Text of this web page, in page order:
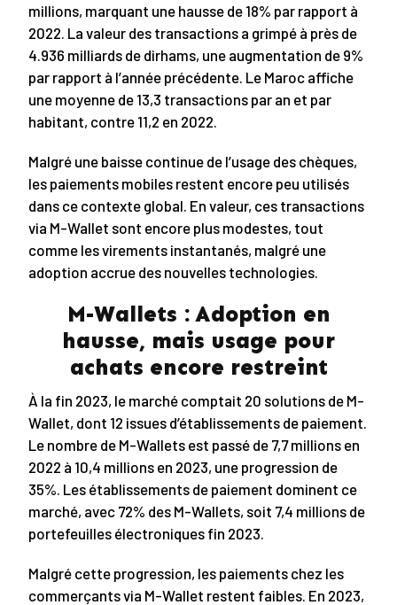
millions, marquant une hausse de 18% par rapport à
2022. La valeur des transactions a grimpé à près de
4.936 milliards de dirhams, une augmentation de 9%
par rapport à l’année précédente. Le Maroc affiche
une moyenne de 13,3 transactions par an et par
habitant, contre 11,2 en 2022.
Malgré une baisse continue de l’usage des chèques,
les paiements mobiles restent encore peu utilisés
dans ce contexte global. En valeur, ces transactions
via M-Wallet sont encore plus modestes, tout
comme les virements instantanés, malgré une
adoption accrue des nouvelles technologies.
M-Wallets : Adoption en
hausse, mais usage pour
achats encore restreint
À la fin 2023, le marché comptait 20 solutions de M-
Wallet, dont 12 issues d’établissements de paiement.
Le nombre de M-Wallets est passé de 7,7 millions en
2022 à 10,4 millions en 2023, une progression de
35%. Les établissements de paiement dominent ce
marché, avec 72% des M-Wallets, soit 7,4 millions de
portefeuilles électroniques fin 2023.
Malgré cette progression, les paiements chez les
commerçants via M-Wallet restent faibles. En 2023,